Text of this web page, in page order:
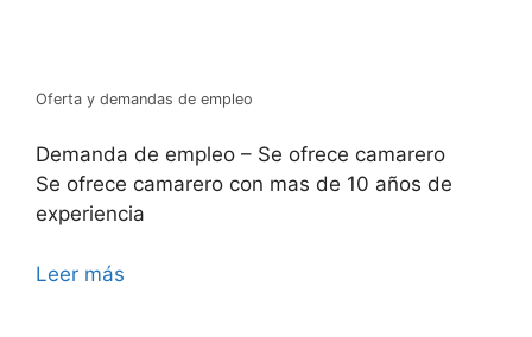
Oferta y demandas de empleo
Demanda de empleo – Se ofrece camarero
Se ofrece camarero con mas de 10 años de
experiencia
Leer más